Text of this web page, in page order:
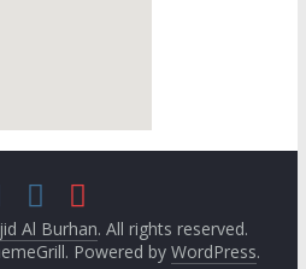
Al Burhan. All rights reserved.
Powered by WordPress.